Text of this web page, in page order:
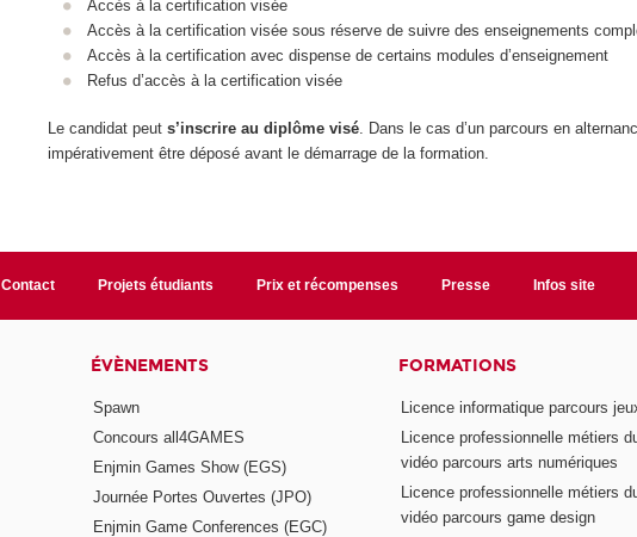
Accès à la certification visée
Accès à la certification visée sous réserve de suivre des enseignements
Accès à la certification avec dispense de certains modules d’enseignement
Refus d’accès à la certification visée
Le candidat peuts’inscrire au diplôme visé. Dans le cas d’un parcours en
impérativement être déposé avant le démarrage de la formation.
Contact Projets étudiants Prix et récompenses Presse Infos site
ÉVÈNEMENTS
Spawn
Concours all4GAMES
Enjmin Games Show (EGS)
Journée Portes Ouvertes (JPO)
Enjmin Game Conferences (EGC)
FORMATIONS
Licence informatique parcours
Licence professionnelle métiers
vidéo parcours arts numériques
Licence professionnelle métiers
vidéo parcours game design